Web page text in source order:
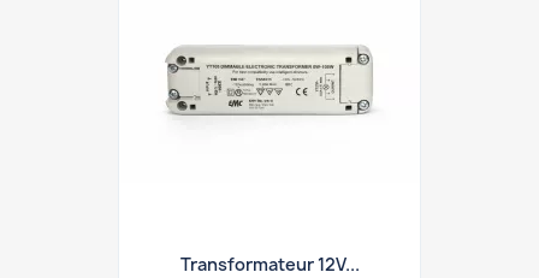
Transformateur 12V...